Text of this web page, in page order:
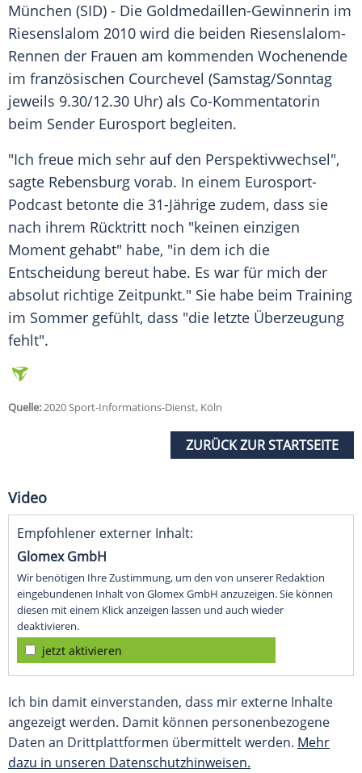
München (SID) - Die Goldmedaillen-Gewinnerin im
Riesenslalom 2010 wird die beiden Riesenslalom-
Rennen der Frauen am kommenden Wochenende
im französischen Courchevel (Samstag/Sonntag
jeweils 9.30/12.30 Uhr) als Co-Kommentatorin
beim Sender Eurosport begleiten.
"Ich freue mich sehr auf den Perspektivwechsel",
sagte Rebensburg vorab. In einem Eurosport-
Podcast betonte die 31-Jährige zudem, dass sie
nach ihrem Rücktritt noch "keinen einzigen
Moment gehabt" habe, "in dem ich die
Entscheidung bereut habe. Es war für mich der
absolut richtige Zeitpunkt." Sie habe beim Training
im Sommer gefühlt, dass "die letzte Überzeugung
fehlt".
Quelle:2020 Sport-Informations-Dienst, Köln
ZURÜCK ZUR STARTSEITE
Video
Empfohlener externer Inhalt:
Glomex GmbH
Wir benötigen Ihre Zustimmung, um den von unserer Redaktion
eingebundenen Inhalt von Glomex GmbH anzuzeigen. Sie können
diesen mit einem Klick anzeigen lassen und auch wieder
deaktivieren.
jetzt aktivieren
Ich bin damit einverstanden, dass mir externe Inhalte
angezeigt werden. Damit können personenbezogene
Daten an Drittplattformen übermittelt werden. Mehr
dazu in unseren Datenschutzhinweisen.